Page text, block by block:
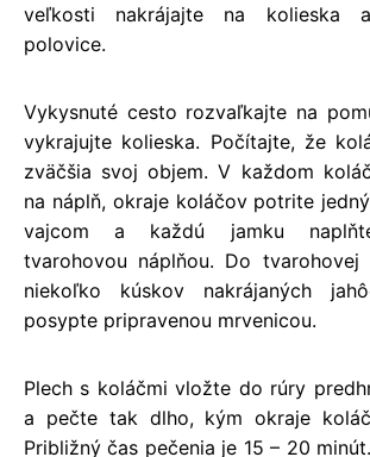
veľkosti nakrájajte na kolieska
polovice.
Vykysnuté cesto rozvaľkajte na
vykrajujte kolieska. Počítajte, že
zväčšia svoj objem. V každom
na náplň, okraje koláčov potrite
vajcom a každú jamku
tvarohovou náplňou. Do tvarohovej
niekoľko kúskov nakrájaných
posypte pripravenou mrvenicou.
Plech s koláčmi vložte do rúry
a pečte tak dlho, kým okraje
Približný čas pečenia je 15 – 20